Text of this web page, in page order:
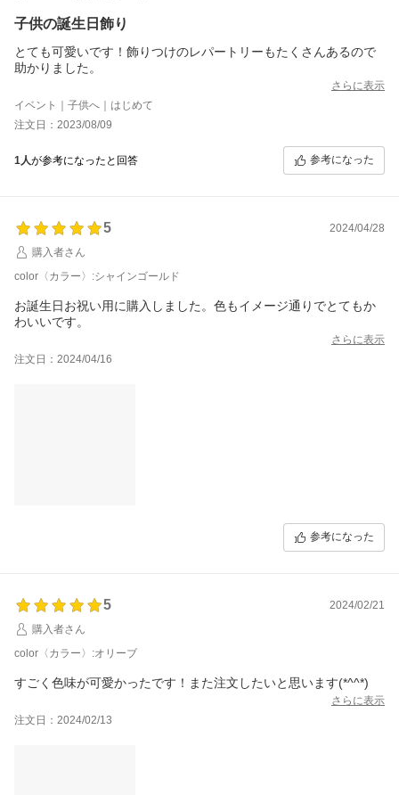
子供の誕生日飾り
とても可愛いです！飾りつけのレパートリーもたくさんあるので
助かりました。
さらに表示
イベント｜子供へ｜はじめて
注文日：2023/08/09
1人が参考になったと回答 参考になった
5
2024/04/28
購入者さん
color〈カラー〉:シャインゴールド
お誕生日お祝い用に購入しました。色もイメージ通りでとてもか
わいいです。
さらに表示
注文日：2024/04/16
参考になった
5
2024/02/21
購入者さん
color〈カラー〉:オリーブ
すごく色味が可愛かったです！また注文したいと思います(*^^*)
さらに表示
注文日：2024/02/13